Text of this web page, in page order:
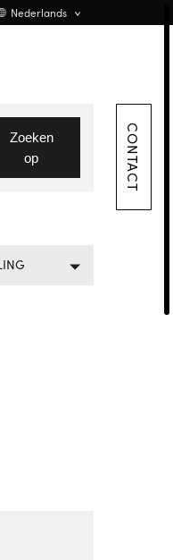
Nederlands
English
CONTACT
Zoeken
op